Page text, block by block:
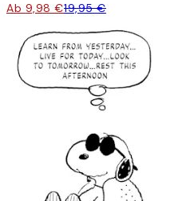
Ab 9,98 €19,95 €